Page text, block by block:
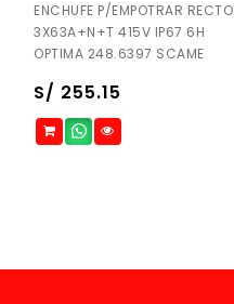
out
of
5
ENCHUFE P/EMPOTRAR RECTO
3X63A+N+T 415V IP67 6H
OPTIMA 248.6397 SCAME
S/ 255.15